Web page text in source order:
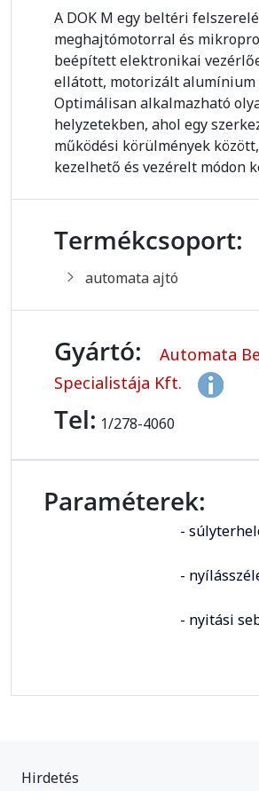
A DOK M egy beltéri
meghajtómotorral és
beépített elektronikai
ellátott, motorizált alumínium
Optimálisan alkalmazható
helyzetekben, ahol egy
működési körülmények
kezelhető és vezérelt módon
Termékcsoport:
automata ajtó
Gyártó:
Automata
Specialistája Kft.
Tel: 1/278-4060
Paraméterek:
-
-
- nyitási
Hirdetés